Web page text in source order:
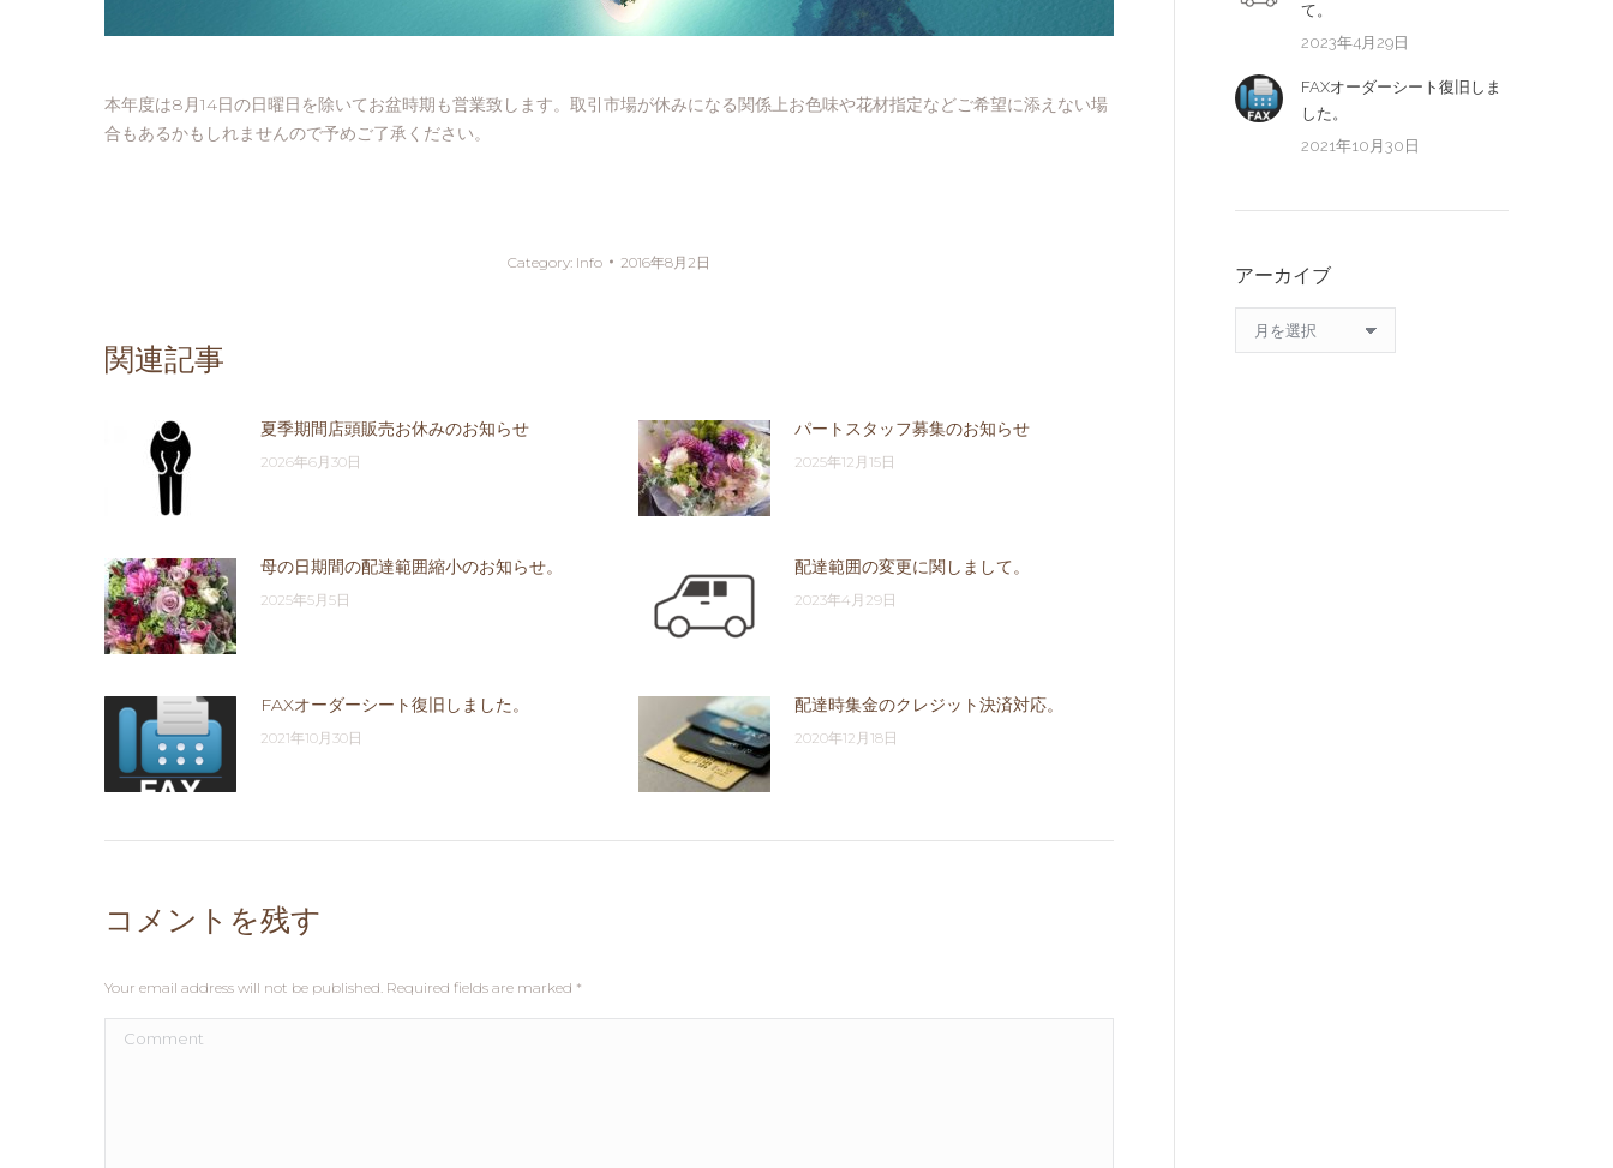
本年度は8月14日の日曜日を除いてお盆時期も営業致します。取引市場が休みになる関係上お色味や花材指定などご希望に添えない場
合もあるかもしれませんので予めご了承ください。
Category: Info 2016年8月2日
関連記事
夏季期間店頭販売お休みのお知らせ
2026年6月30日
パートスタッフ募集のお知らせ
2025年12月15日
母の日期間の配達範囲縮小のお知らせ。
2025年5月5日
配達範囲の変更に関しまして。
2023年4月29日
FAXオーダーシート復旧しました。
2021年10月30日
配達時集金のクレジット決済対応。
2020年12月18日
コメントを残す
Your email address will not be published. Required fields are marked *
Comment
て。
2023年4月29日
FAXオーダーシート復旧しま
した。
2021年10月30日
アーカイブ